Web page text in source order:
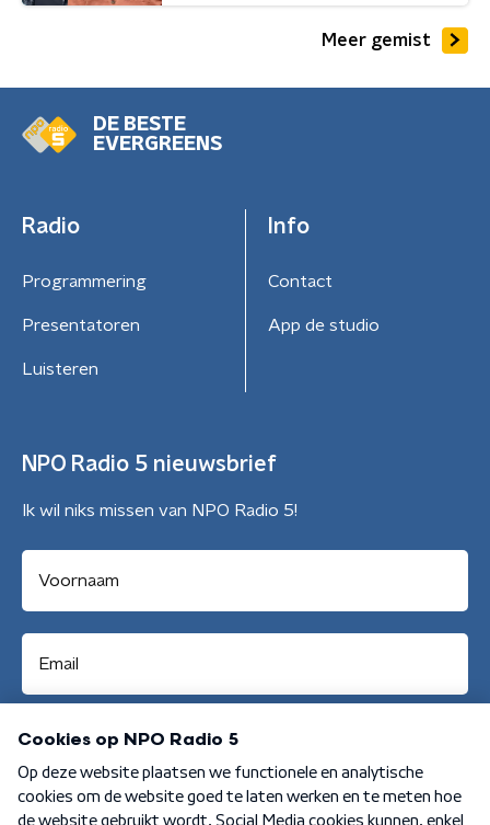
Meer gemist
DE BESTE
EVERGREENS
Radio
Programmering
Presentatoren
Luisteren
Info
Contact
App de studio
NPO Radio 5 nieuwsbrief
Ik wil niks missen van NPO Radio 5!
Aanmelden